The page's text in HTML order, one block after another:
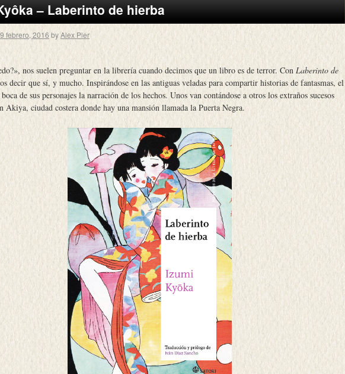
– Laberinto de hierba
febrero, 2016 byAlex Pler
nos suelen preguntar en la librería cuando decimos que un libro es de terror. Con Laberinto de
decir que sí, y mucho. Inspirándose en las antiguas veladas para compartir historias de fantasmas, el
de sus personajes la narración de los hechos. Unos van contándose a otros los extraños sucesos
Akiya, ciudad costera donde hay una mansión llamada la Puerta Negra.